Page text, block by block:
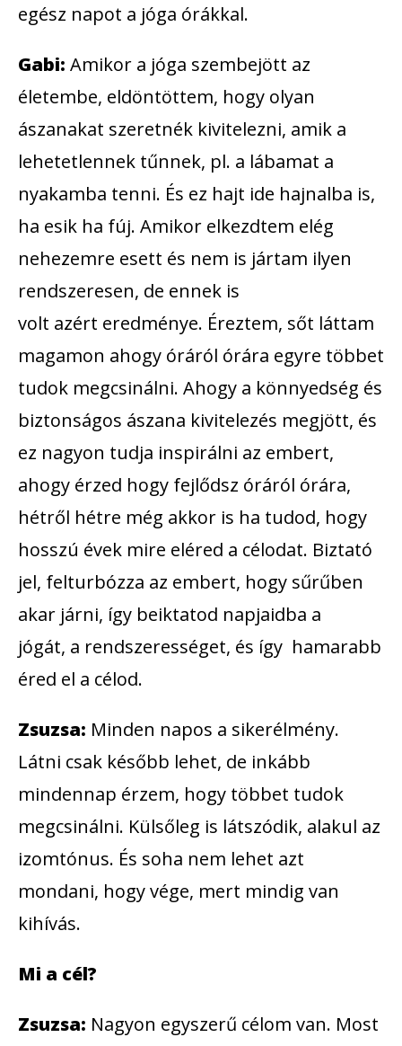
egész napot a jóga órákkal.
Gabi: Amikor a jóga szembejött az
életembe, eldöntöttem, hogy olyan
ászanakat szeretnék kivitelezni, amik a
lehetetlennek tűnnek, pl. a lábamat a
nyakamba tenni. És ez hajt ide hajnalba is,
ha esik ha fúj. Amikor elkezdtem elég
nehezemre esett és nem is jártam ilyen
rendszeresen, de ennek is
volt azért eredménye. Éreztem, sőt láttam
magamon ahogy óráról órára egyre többet
tudok megcsinálni. Ahogy a könnyedség és
biztonságos ászana kivitelezés megjött, és
ez nagyon tudja inspirálni az embert,
ahogy érzed hogy fejlődsz óráról órára,
hétről hétre még akkor is ha tudod, hogy
hosszú évek mire eléred a célodat. Biztató
jel, felturbózza az embert, hogy sűrűben
akar járni, így beiktatod napjaidba a
jógát, a rendszerességet, és így hamarabb
éred el a célod.
Zsuzsa: Minden napos a sikerélmény.
Látni csak később lehet, de inkább
mindennap érzem, hogy többet tudok
megcsinálni. Külsőleg is látszódik, alakul az
izomtónus. És soha nem lehet azt
mondani, hogy vége, mert mindig van
kihívás.
Mi a cél?
Zsuzsa: Nagyon egyszerű célom van. Most